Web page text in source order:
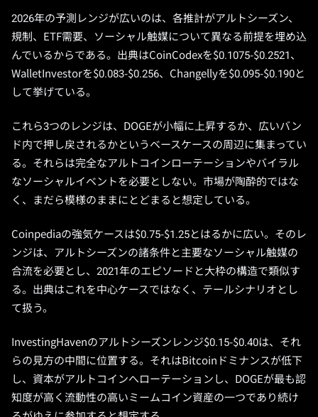
2026年の予測レンジが広いのは、各推計がアルトシーズン、
規制、ETF需要、ソーシャル触媒について異なる前提を埋め込
んでいるからである。出典はCoinCodexを$0.1075-$0.2521、
WalletInvestorを$0.083-$0.256、Changellyを$0.095-$0.190と
して挙げている。
これら3つのレンジは、DOGEが小幅に上昇するか、広いバン
ド内で押し戻されるかというベースケースの周辺に集まってい
る。それらは完全なアルトコインローテーションやバイラル
なソーシャルイベントを必要としない。市場が陶酔的ではな
く、まだら模様のままにとどまると想定している。
Coinpediaの強気ケースは$0.75-$1.25とはるかに広い。そのレ
ンジは、アルトシーズンの諸条件と主要なソーシャル触媒の
合流を必要とし、2021年のエピソードと大枠の構造で類似す
る。出典はこれを中心ケースではなく、テールシナリオとし
て扱う。
InvestingHavenのアルトシーズンレンジ$0.15-$0.40は、それ
らの見方の中間に位置する。それはBitcoinドミナンスが低下
し、資本がアルトコインへローテーションし、DOGEが最も認
知度が高く流動性の高いミームコイン資産の一つであり続け